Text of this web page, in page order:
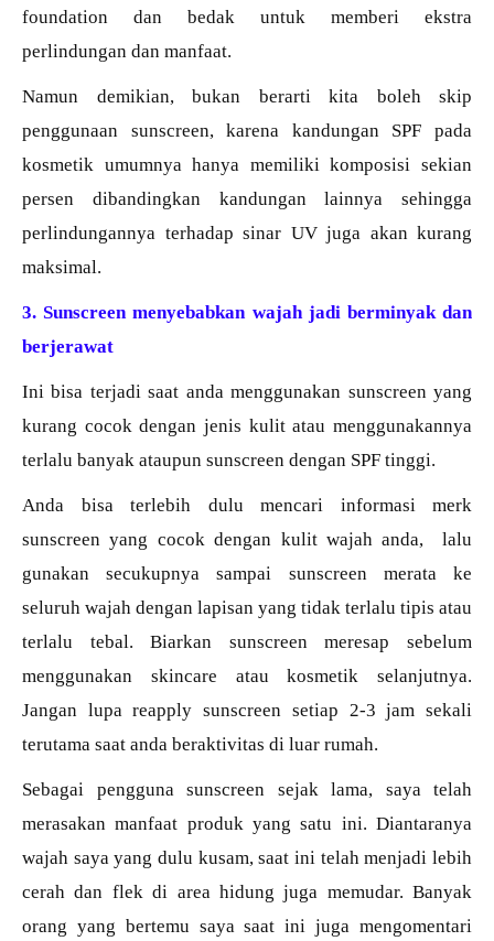
foundation dan bedak untuk memberi ekstra
perlindungan dan manfaat.
Namun demikian, bukan berarti kita boleh skip
penggunaan sunscreen, karena kandungan SPF pada
kosmetik umumnya hanya memiliki komposisi sekian
persen dibandingkan kandungan lainnya sehingga
perlindungannya terhadap sinar UV juga akan kurang
maksimal.
3. Sunscreen menyebabkan wajah jadi berminyak dan
berjerawat
Ini bisa terjadi saat anda menggunakan sunscreen yang
kurang cocok dengan jenis kulit atau menggunakannya
terlalu banyak ataupun sunscreen dengan SPF tinggi.
Anda bisa terlebih dulu mencari informasi merk
sunscreen yang cocok dengan kulit wajah anda, lalu
gunakan secukupnya sampai sunscreen merata ke
seluruh wajah dengan lapisan yang tidak terlalu tipis atau
terlalu tebal. Biarkan sunscreen meresap sebelum
menggunakan skincare atau kosmetik selanjutnya.
Jangan lupa reapply sunscreen setiap 2-3 jam sekali
terutama saat anda beraktivitas di luar rumah.
Sebagai pengguna sunscreen sejak lama, saya telah
merasakan manfaat produk yang satu ini. Diantaranya
wajah saya yang dulu kusam, saat ini telah menjadi lebih
cerah dan flek di area hidung juga memudar. Banyak
orang yang bertemu saya saat ini juga mengomentari